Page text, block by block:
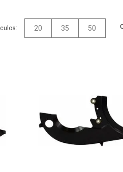
20 35 50